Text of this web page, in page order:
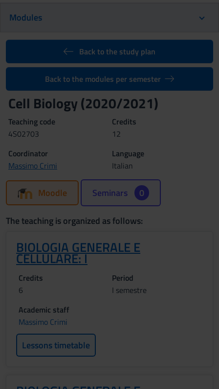
Modules
Back to the study plan
Back to the modules per semester
Cell Biology (2020/2021)
Teaching code
4S02703
Credits
12
Coordinator
Massimo Crimi
Language
Italian
Moodle Seminars 0
The teaching is organized as follows:
BIOLOGIA GENERALE E
CELLULARE: I
Credits
6
Period
I semestre
Academic staff
Massimo Crimi
Lessons timetable